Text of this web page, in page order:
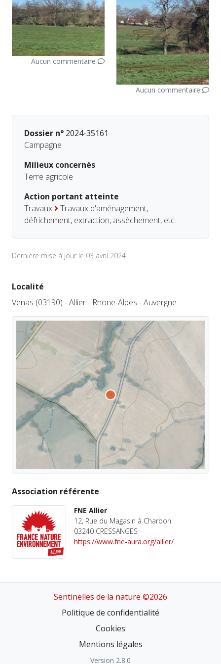
Aucun commentaire
Aucun commentaire
Dossier n° 2024-35161
Campagne
Milieux concernés
Terre agricole
Action portant atteinte
Travaux
Travaux d'aménagement,
défrichement, extraction, assèchement, etc.
Dernière mise à jour le 03 avril 2024
Localité
Venas (03190) - Allier - Rhone-Alpes - Auvergne
Association référente
FNE Allier
12, Rue du Magasin à Charbon
03240 CRESSANGES
https://www.fne-aura.org/allier/
Sentinelles de la nature ©2026
Politique de confidentialité
Cookies
Mentions légales
Version 2.8.0